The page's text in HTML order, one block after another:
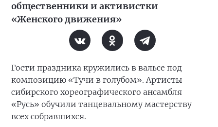
общественники и активистки
«Женского движения»
Гости праздника кружились в вальсе под
композицию «Тучи в голубом». Артисты
сибирского хореографического ансамбля
«Русь» обучили танцевальному мастерству
всех собравшихся.